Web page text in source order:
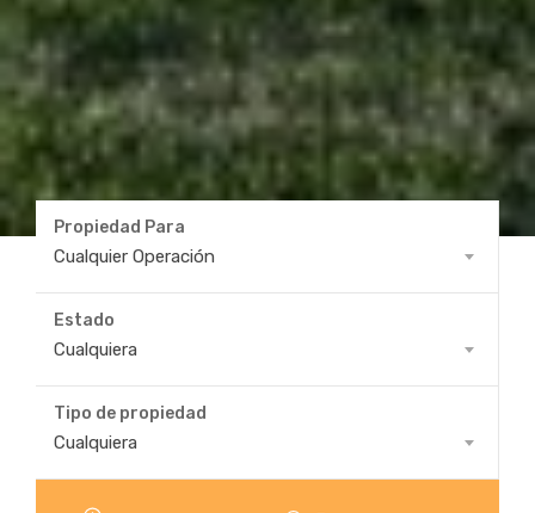
Propiedad Para
Cualquier Operación
Propiedad
Para
Estado
Cualquiera
Estado
Tipo de propiedad
Cualquiera
Tipo
propiedad